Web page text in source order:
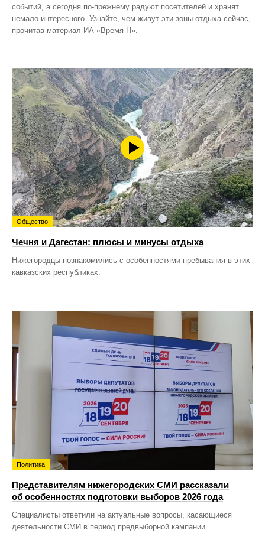
событий, а сегодня по‑прежнему радуют посетителей и хранят
немало интересного. Узнайте, чем живут эти зоны отдыха сейчас,
прочитав материал ИА «Время Н».
Общество
Чечня и Дагестан: плюсы и минусы отдыха
Нижегородцы познакомились с особенностями пребывания в этих
кавказских республиках.
Политика
Представителям нижегородских СМИ рассказали
об особенностях подготовки выборов 2026 года
Специалисты ответили на актуальные вопросы, касающиеся
деятельности СМИ в период предвыборной кампании.